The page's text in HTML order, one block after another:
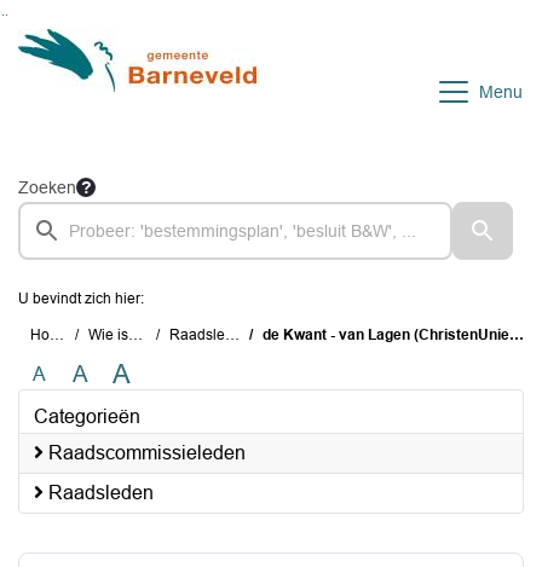
Ga naar de inhoud van deze pagina
Ga naar het zoeken
Ga naar het menu
Menu
Zoeken
U bevindt zich hier:
Home Wie is wie Raadsleden de Kwant - van Lagen (ChristenUnie), 24. D.
A A A
Categorieën
Raadscommissieleden
Raadsleden